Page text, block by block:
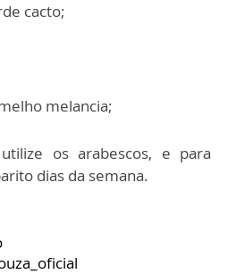
cacto;
melancia;
os arabescos, e para
dias da semana.